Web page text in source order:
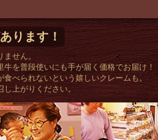
ります！
ません。
を普段使いにも手が届く価格でお届け！
べられないという嬉しいクレームも。
し上がりください。